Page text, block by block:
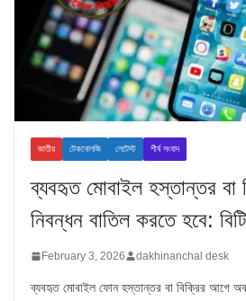
জাতীয় টেকনোলজি লেটেস্ট শীর্ষ সংবাদ
ব্যবহৃত মোবাইল হস্তান্তর বা
নিবন্ধন বাতিল করতে হবে:
February 3, 2026 dakhinanchal desk
ব্যবহৃত মোবাইল ফোন হস্তান্তর বা বিক্রির আগে